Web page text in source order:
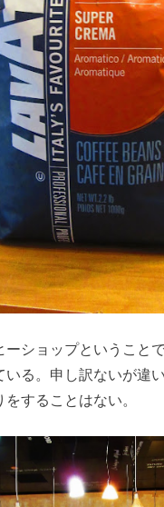
ーショップということ
いる。申し訳ないが違
することはない。